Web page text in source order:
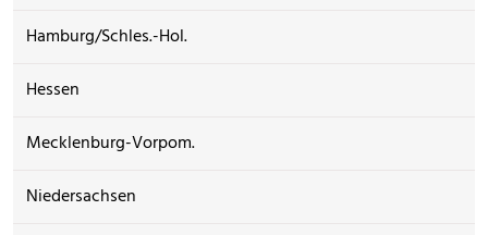
Hamburg/Schles.-Hol.
Hessen
Mecklenburg-Vorpom.
Niedersachsen